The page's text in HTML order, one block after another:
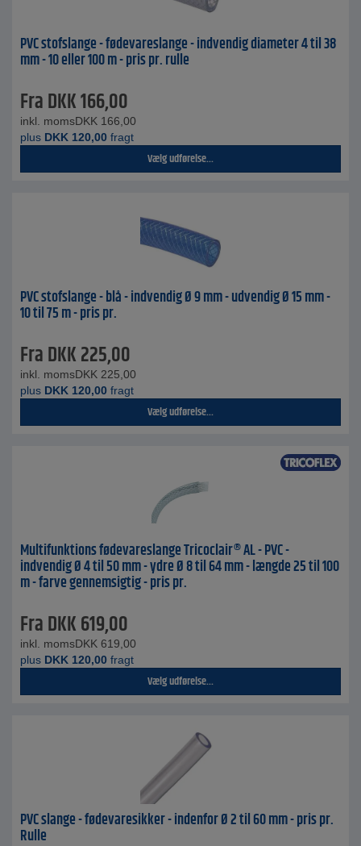
PVC stofslange - fødevareslange - indvendig diameter 4 til 38
mm - 10 eller 100 m - pris pr. rulle
FraDKK166,00
inkl. momsDKK 166,00
plus DKK 120,00 fragt
Vælg udførelse...
PVC stofslange - blå - indvendig Ø 9 mm - udvendig Ø 15 mm -
10 til 75 m - pris pr.
FraDKK225,00
inkl. momsDKK 225,00
plus DKK 120,00 fragt
Vælg udførelse...
Multifunktions fødevareslange Tricoclair® AL - PVC -
indvendig Ø 4 til 50 mm - ydre Ø 8 til 64 mm - længde 25 til 100
m - farve gennemsigtig - pris pr.
FraDKK619,00
inkl. momsDKK 619,00
plus DKK 120,00 fragt
Vælg udførelse...
PVC slange - fødevaresikker - indenfor Ø 2 til 60 mm - pris pr.
Rulle